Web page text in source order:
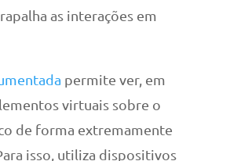
as interações em
permite ver, em
virtuais sobre o
de forma extremamente
isso, utiliza dispositivos